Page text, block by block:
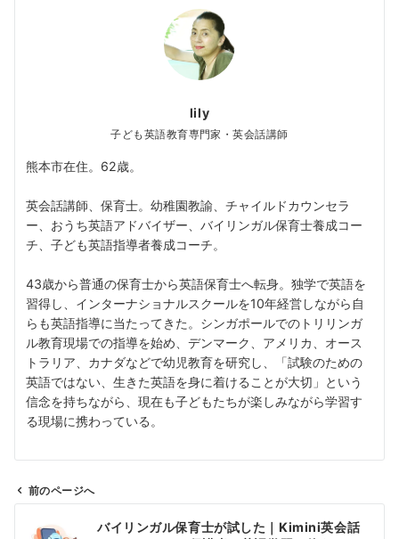
lily
子ども英語教育専門家・英会話講師
熊本市在住。62歳。
英会話講師、保育士。幼稚園教諭、チャイルドカウンセラ
ー、おうち英語アドバイザー、バイリンガル保育士養成コー
チ、子ども英語指導者養成コーチ。
43歳から普通の保育士から英語保育士へ転身。独学で英語を
習得し、インターナショナルスクールを10年経営しながら自
らも英語指導に当たってきた。シンガポールでのトリリンガ
ル教育現場での指導を始め、デンマーク、アメリカ、オース
トラリア、カナダなどで幼児教育を研究し、「試験のための
英語ではない、生きた英語を身に着けることが大切」という
信念を持ちながら、現在も子どもたちが楽しみながら学習す
る現場に携わっている。
前のページへ
バイリンガル保育士が試した｜Kimini英会話